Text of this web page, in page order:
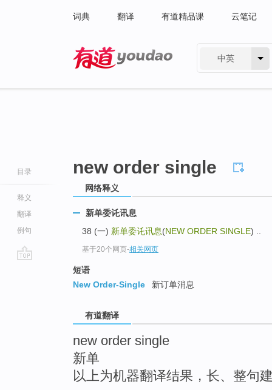
词典 翻译 有道精品课 云笔记
中英
目录
释义
翻译
例句
new order single
网络释义
新单委讬讯息
38 (一) 新单委讬讯息(NEW ORDER SINGLE) ..
基于20个网页-相关网页
短语
New Order-Single
新订单消息
有道翻译
new order single
新单
以上为机器翻译结果，长、整句